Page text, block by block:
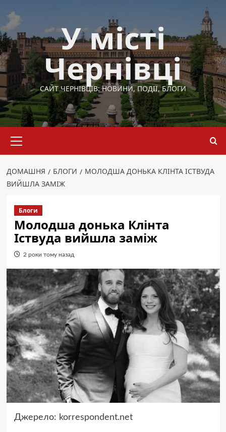
до
вмісту
У місті
Чернівці
САЙТ ЧЕРНІВЦІВ: НОВИНИ, ПОДІЇ, БЛОГИ
меню
ДОМАШНЯ БЛОГИ
МОЛОДША ДОНЬКА КЛІНТА ІСТВУДА
ВИЙШЛА ЗАМІЖ
Блоги
Молодша донька Клінта
Іствуда вийшла заміж
2 роки тому назад
Джерело: korrespondent.net